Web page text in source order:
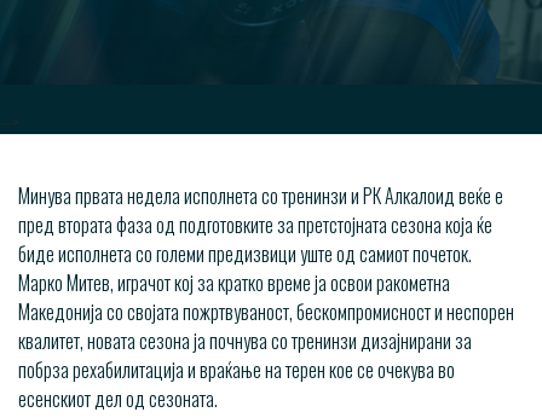
-->
Минува првата недела исполнета со тренинзи и РК Алкалоид веќе е
пред втората фаза од подготовките за претстојната сезона која ќе
биде исполнета со големи предизвици уште од самиот почеток.
Марко Митев, играчот кој за кратко време ја освои ракометна
Македонија со својата пожртвуваност, бескомпромисност и неспорен
квалитет, новата сезона ја почнува со тренинзи дизајнирани за
побрза рехабилитација и враќање на терен кое се очекува во
есенскиот дел од сезоната.